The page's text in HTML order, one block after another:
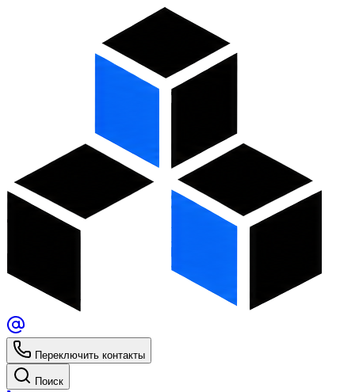
Переключить контакты
Поиск